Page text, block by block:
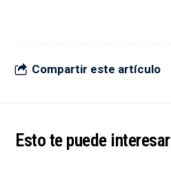
Compartir este artículo
Esto te puede interesar